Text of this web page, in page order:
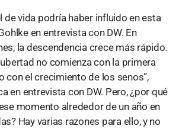
de vida podría haber influido en esta
en entrevista con DW. En
la descendencia crece más rápido.
no comienza con la primera
con el crecimiento de los senos”,
en entrevista con DW. Pero, ¿por qué
momento alrededor de un año en
Hay varias razones para ello, y no